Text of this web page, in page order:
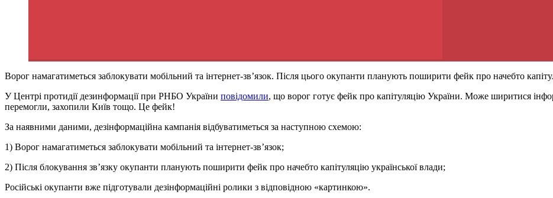
Ворог намагатиметься заблокувати мобільний та інтернет-зв’язок. Після цього окупанти планують поширити фейк про начебто
У Центрі протидії дезинформації при РНБО України повідомили, що ворог готує фейк про капітуляцію України. Може ширитися
перемогли, захопили Київ тощо. Це фейк!
За наявними даними, дезінформаційна кампанія відбуватиметься за наступною схемою:
1) Ворог намагатиметься заблокувати мобільний та інтернет-зв’язок;
2) Після блокування зв’язку окупанти планують поширити фейк про начебто капітуляцію української влади;
Російські окупанти вже підготували дезінформаційні ролики з відповідною «картинкою».